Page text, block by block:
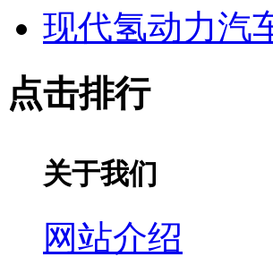
现代氢动力汽
点击排行
关于我们
网站介绍